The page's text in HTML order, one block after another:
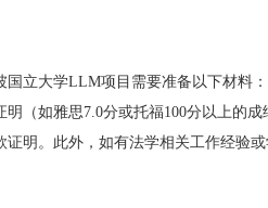
国立大学LLM项目需要准备以下材料
明（如雅思7.0分或托福100分以上的
证明。此外，如有法学相关工作经验